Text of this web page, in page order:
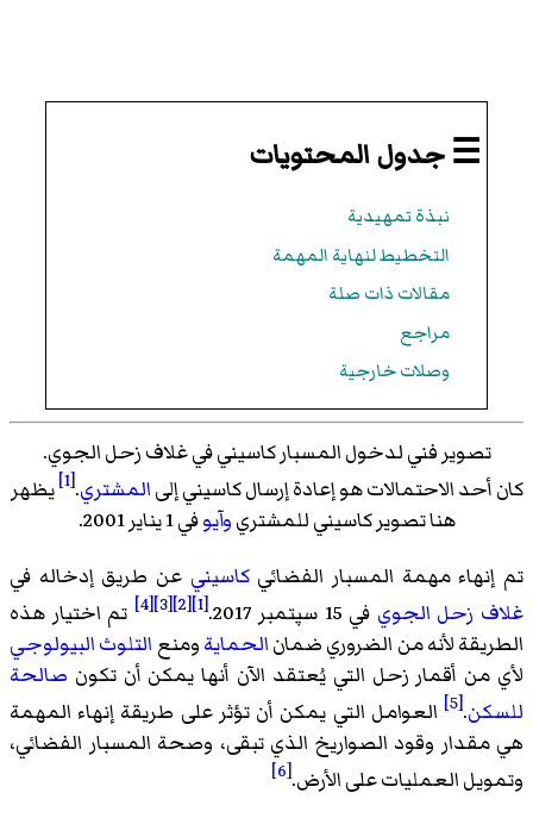
☰ جدول المحتويات
نبذة تمهيدية
التخطيط لنهاية المهمة
مقالات ذات صلة
مراجع
وصلات خارجية
تصوير فني لدخول المسبار كاسيني في غلاف زحل الجوي.
كان أحد الاحتمالات هو إعادة إرسال كاسيني إلىالمشتري.
[1] يظهر
هنا تصوير كاسيني للمشتريوآيوفي 1 يناير 2001.
تم إنهاء مهمة المسبار الفضائيكاسيني عن طريق إدخاله في
غلاف زحل الجوي في 15 سپتمبر 2017. [1]
[2]
[3]
[4]
تم اختيار هذه
الطريقة لأنه من الضروري ضمانالحمايةومنع التلوث البيولوجي
لأي من أقمار زحل التي يُعتقد الآن أنها يمكن أن تكون صالحة
للسكن.
[5]
العوامل التي يمكن أن تؤثر على طريقة إنهاء المهمة
هي مقدار وقود الصواريخ الذي تبقى، وصحة المسبار الفضائي،
وتمويل العمليات على الأرض.[6]